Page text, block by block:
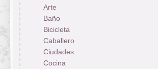
Arte
Baño
Bicicleta
Caballero
Ciudades
Cocina